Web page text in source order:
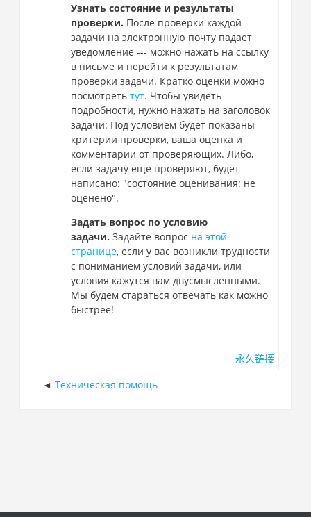
Узнать состояние и результаты
проверки. После проверки каждой
задачи на электронную почту падает
уведомление --- можно нажать на ссылку
в письме и перейти к результатам
проверки задачи. Кратко оценки можно
посмотреть тут. Чтобы увидеть
подробности, нужно нажать на заголовок
задачи: Под условием будет показаны
критерии проверки, ваша оценка и
комментарии от проверяющих. Либо,
если задачу еще проверяют, будет
написано: "состояние оценивания: не
оценено".
Задать вопрос по условию
задачи. Задайте вопрос на этой
странице, если у вас возникли трудности
с пониманием условий задачи, или
условия кажутся вам двусмысленными.
Мы будем стараться отвечать как можно
быстрее!
永久链接
Техническая помощь